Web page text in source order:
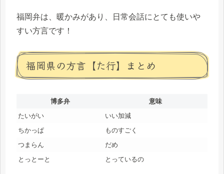
福岡弁は、暖かみがあり、日常会話にとても使いや
すい方言です！
福岡県の方言【た行】まとめ
博多弁
意味
たいがい
いい加減
ちかっぱ
ものすごく
つまらん
だめ
とっとーと
とっているの